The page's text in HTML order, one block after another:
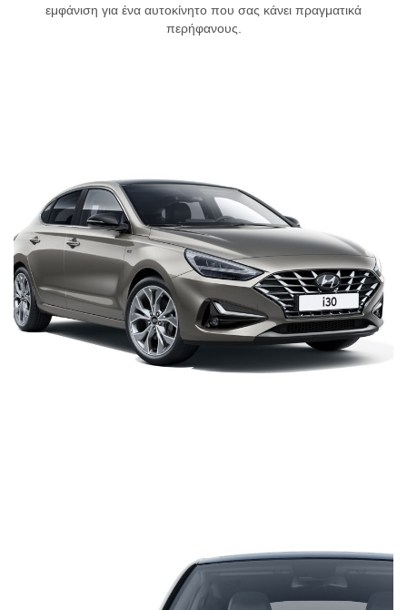
εμφάνιση για ένα αυτοκίνητο που σας κάνει πραγματικά
περήφανους.